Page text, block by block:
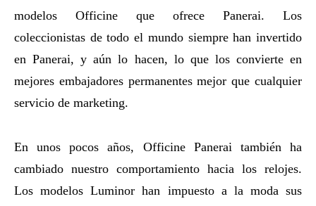
modelos Officine que ofrece Panerai. Los
coleccionistas de todo el mundo siempre han invertido
en Panerai, y aún lo hacen, lo que los convierte en
mejores embajadores permanentes mejor que cualquier
servicio de marketing.
En unos pocos años, Officine Panerai también ha
cambiado nuestro comportamiento hacia los relojes.
Los modelos Luminor han impuesto a la moda sus